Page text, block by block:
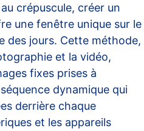
crépuscule, créer un
une fenêtre unique sur le
des jours. Cette méthode,
et la vidéo,
fixes prises à
dynamique qui
derrière chaque
et les appareils